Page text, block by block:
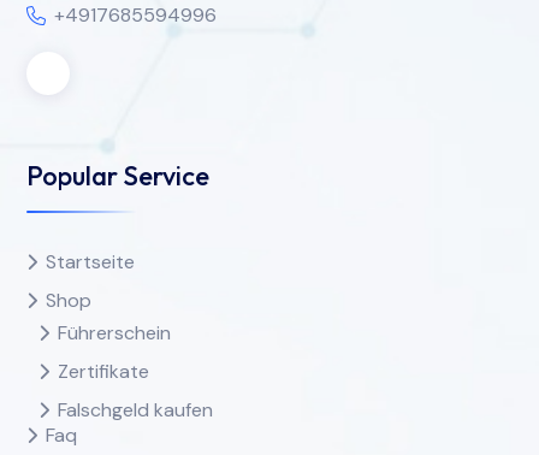
+4917685594996
Popular Service
Startseite
Shop
Führerschein
Zertifikate
Falschgeld kaufen
Faq